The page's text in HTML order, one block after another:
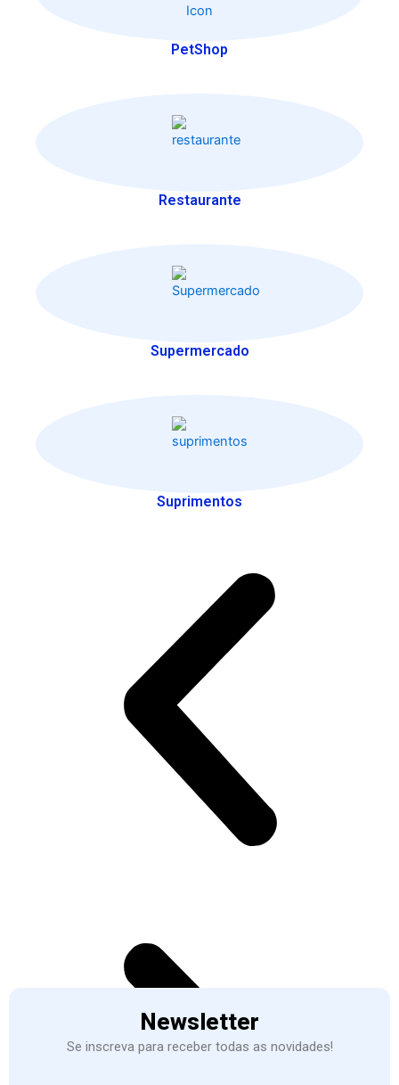
PetShop
Restaurante
Supermercado
Suprimentos
Newsletter
Se inscreva para receber todas as novidades!